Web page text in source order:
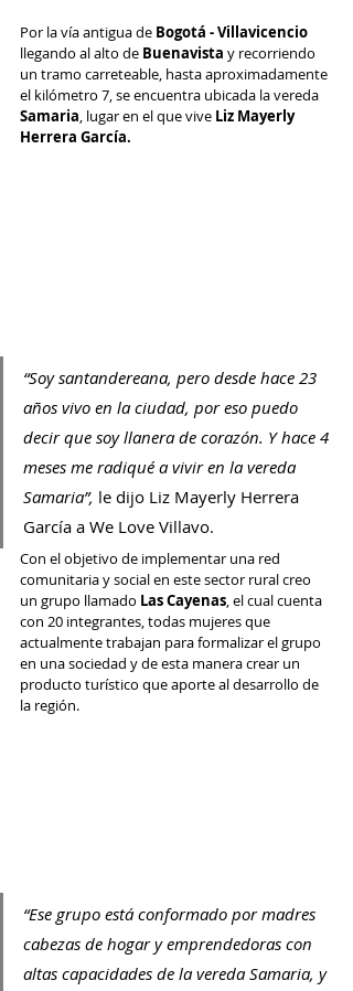
Por la vía antigua de Bogotá - Villavicencio
llegando al alto de Buenavista y recorriendo
un tramo carreteable, hasta aproximadamente
el kilómetro 7, se encuentra ubicada la vereda
Samaria, lugar en el que vive Liz Mayerly
Herrera García.
“Soy santandereana, pero desde hace 23
años vivo en la ciudad, por eso puedo
decir que soy llanera de corazón. Y hace 4
meses me radiqué a vivir en la vereda
Samaria”, le dijo Liz Mayerly Herrera
García a We Love Villavo.
Con el objetivo de implementar una red
comunitaria y social en este sector rural creo
un grupo llamado Las Cayenas, el cual cuenta
con 20 integrantes, todas mujeres que
actualmente trabajan para formalizar el grupo
en una sociedad y de esta manera crear un
producto turístico que aporte al desarrollo de
la región.
“Ese grupo está conformado por madres
cabezas de hogar y emprendedoras con
altas capacidades de la vereda Samaria, y